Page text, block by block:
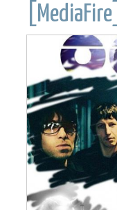
[MediaFire]